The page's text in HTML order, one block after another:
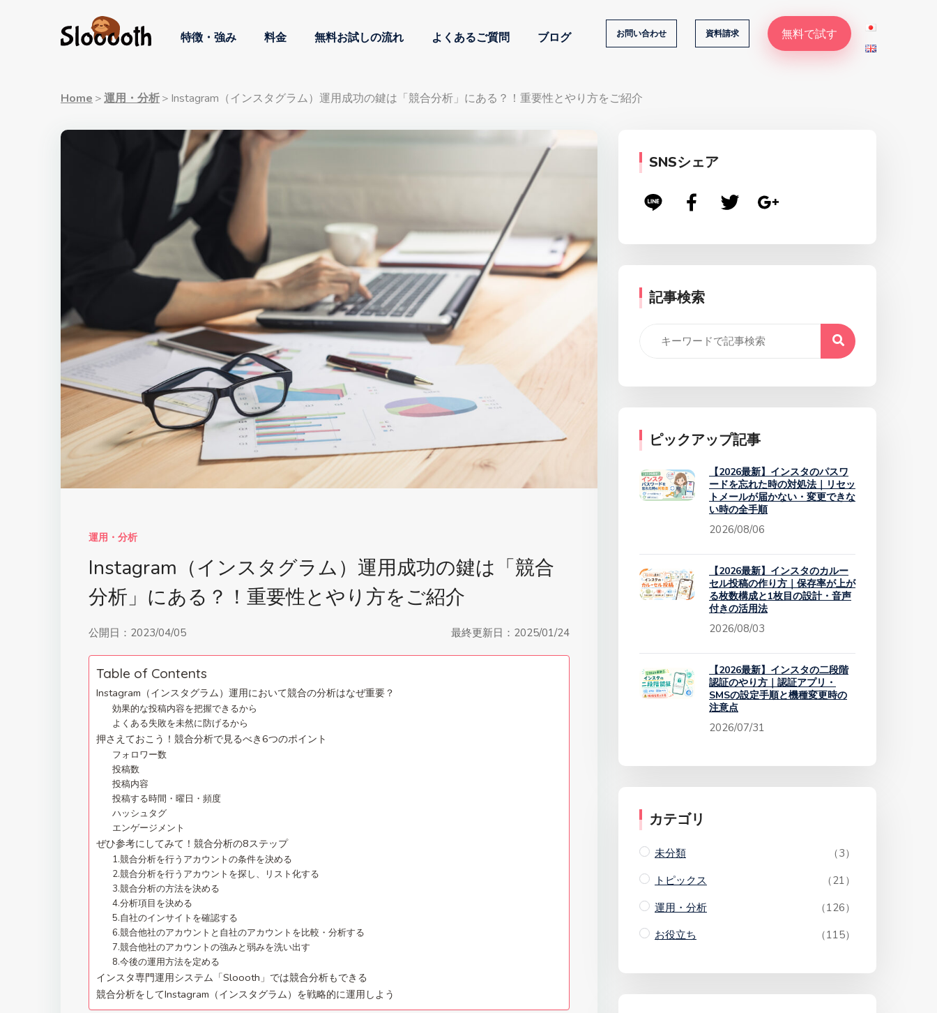
特徴・強み 料金 無料お試しの流れ よくあるご質問 ブログ お問い合わせ 資料請求 無料で試す
Home ＞運用・分析＞ Instagram（インスタグラム）運用成功の鍵は「競合分析」にある？！重要性とやり方をご紹介
運用・分析
Instagram（インスタグラム）運用成功の鍵は「競合
分析」にある？！重要性とやり方をご紹介
公開日： 2023/04/05 最終更新日： 2025/01/24
Table of Contents
Instagram（インスタグラム）運用において競合の分析はなぜ重要？
効果的な投稿内容を把握できるから
よくある失敗を未然に防げるから
押さえておこう！競合分析で見るべき6つのポイント
フォロワー数
投稿数
投稿内容
投稿する時間・曜日・頻度
ハッシュタグ
エンゲージメント
ぜひ参考にしてみて！競合分析の8ステップ
1.競合分析を行うアカウントの条件を決める
2.競合分析を行うアカウントを探し、リスト化する
3.競合分析の方法を決める
4.分析項目を決める
5.自社のインサイトを確認する
6.競合他社のアカウントと自社のアカウントを比較・分析する
7.競合他社のアカウントの強みと弱みを洗い出す
8.今後の運用方法を定める
インスタ専門運用システム「Sloooth」では競合分析もできる
競合分析をしてInstagram（インスタグラム）を戦略的に運用しよう
SNSシェア
記事検索
ピックアップ記事
【2026最新】インスタのパスワ
ードを忘れた時の対処法｜リセッ
トメールが届かない・変更できな
い時の全手順
2026/08/06
【2026最新】インスタのカルー
セル投稿の作り方｜保存率が上が
る枚数構成と1枚目の設計・音声
付きの活用法
2026/08/03
【2026最新】インスタの二段階
認証のやり方｜認証アプリ・
SMSの設定手順と機種変更時の
注意点
2026/07/31
カテゴリ
未分類
（3）
トピックス
（21）
運用・分析
（126）
お役立ち
（115）